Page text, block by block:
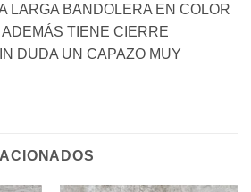
LARGA BANDOLERA EN COLOR
TIENE CIERRE
DUDA UN CAPAZO MUY